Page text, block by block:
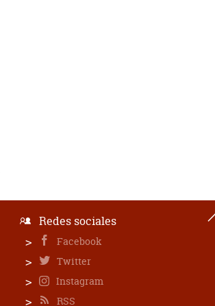
Redes sociales
Facebook
Twitter
Instagram
RSS